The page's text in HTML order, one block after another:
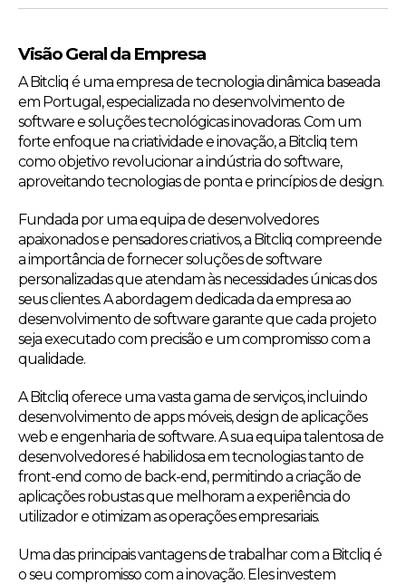
Visão Geral da Empresa
A Bitcliq é uma empresa de tecnologia dinâmica baseada
em Portugal, especializada no desenvolvimento de
software e soluções tecnológicas inovadoras. Com um
forte enfoque na criatividade e inovação, a Bitcliq tem
como objetivo revolucionar a indústria do software,
aproveitando tecnologias de ponta e princípios de design.
Fundada por uma equipa de desenvolvedores
apaixonados e pensadores criativos, a Bitcliq compreende
a importância de fornecer soluções de software
personalizadas que atendam às necessidades únicas dos
seus clientes. A abordagem dedicada da empresa ao
desenvolvimento de software garante que cada projeto
seja executado com precisão e um compromisso com a
qualidade.
A Bitcliq oferece uma vasta gama de serviços, incluindo
desenvolvimento de apps móveis, design de aplicações
web e engenharia de software. A sua equipa talentosa de
desenvolvedores é habilidosa em tecnologias tanto de
front-end como de back-end, permitindo a criação de
aplicações robustas que melhoram a experiência do
utilizador e otimizam as operações empresariais.
Uma das principais vantagens de trabalhar com a Bitcliq é
o seu compromisso com a inovação. Eles investem